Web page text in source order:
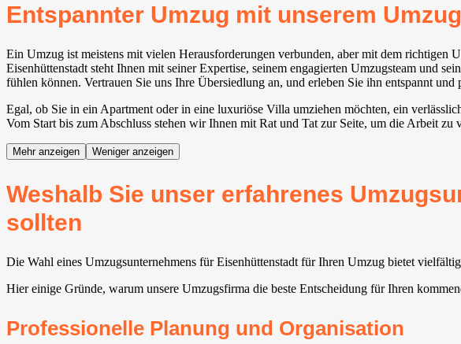
Entspannter Umzug mit unserem
Ein Umzug ist meistens mit vielen Herausforderungen verbunden, aber mit dem richtigen
Eisenhüttenstadt steht Ihnen mit seiner Expertise, seinem engagierten Umzugsteam und
fühlen können. Vertrauen Sie uns Ihre Übersiedlung an, und erleben Sie ihn entspannt und
Egal, ob Sie in ein Apartment oder in eine luxuriöse Villa umziehen möchten, ein
Vom Start bis zum Abschluss stehen wir Ihnen mit Rat und Tat zur Seite, um die Arbeit zu
Mehr anzeigen Weniger anzeigen
Weshalb Sie unser erfahrenes
sollten
Die Wahl eines Umzugsunternehmens für Eisenhüttenstadt für Ihren Umzug bietet
Hier einige Gründe, warum unsere Umzugsfirma die beste Entscheidung für Ihren
Professionelle Planung und Organisation